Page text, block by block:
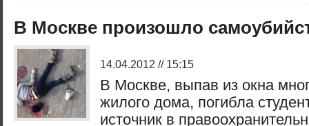
В Москве произошло
14.04.2012 // 15:15
В Москве, выпав из окна
жилого дома, погибла
источник в